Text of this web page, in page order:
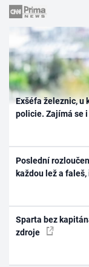
Exšéfa železnic, u
policie. Zajímá se
Poslední
každou lež a
Sparta bez
zdroje